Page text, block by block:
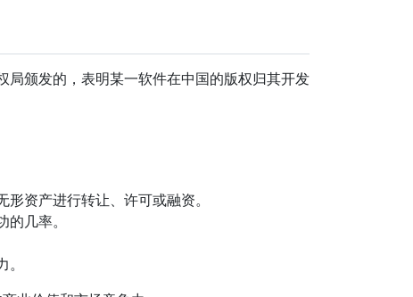
局颁发的，表明某一软件在中国的版权归其开发
资产进行转让、许可或融资。
几率。